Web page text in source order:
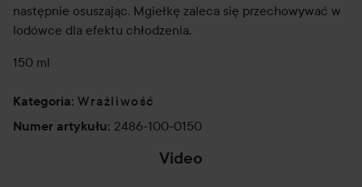
następnie osuszając. Mgiełkę zaleca się przechowywać w
lodówce dla efektu chłodzenia.
150 ml
Kategoria: Wrażliwość
Numer artykułu: 2486-100-0150
Video